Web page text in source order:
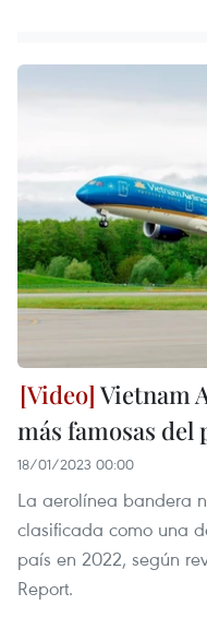
Vietnam
más famosas del
18/01/2023 00:00
La aerolínea bandera
clasificada como una
país en 2022, según
Report.